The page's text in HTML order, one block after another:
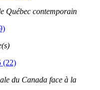
Québec contemporain
(22)
du Canada face à la